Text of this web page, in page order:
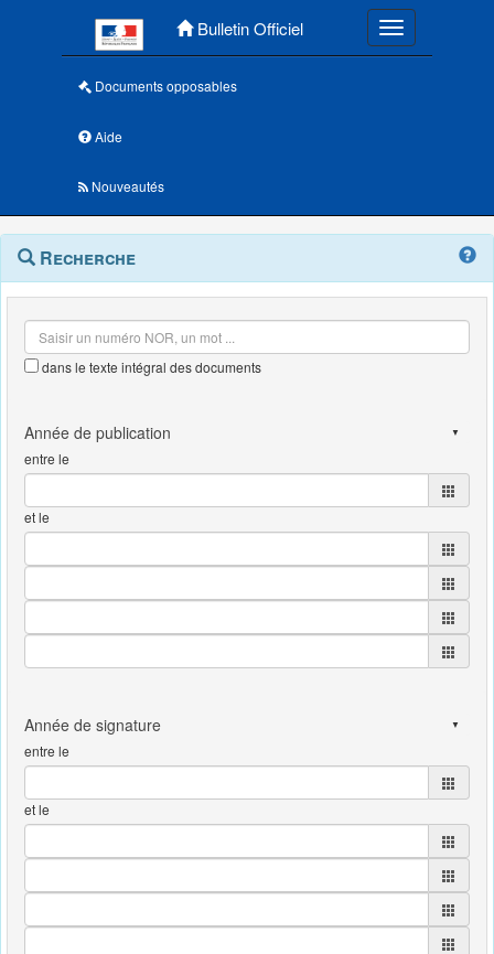
Bulletin Officiel Toggle
Documents opposables
Aide
Nouveautés
Navigation
outils
Menu
contextuel
Recherche
dans le texte intégral des documents
entre le
et le
entre le
et le